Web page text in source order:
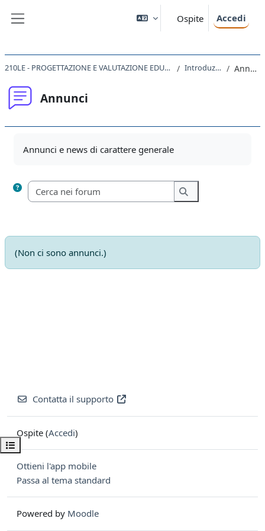
Ospite Accedi
Apri indice del corso
210LE - PROGETTAZIONE E VALUTAZIONE EDUCATIVA 2019 Introduzione Annunci
Annunci
Annunci e news di carattere generale
Cerca nei forum
Cerca nei forum
(Non ci sono annunci.)
Contatta il supporto
Ospite (Accedi)
Ottieni l'app mobile
Passa al tema standard
Powered by Moodle